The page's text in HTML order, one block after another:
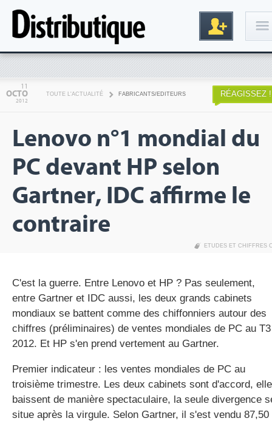
Inscription
gratuite
11
OCTO
2012
TOUTE L'ACTUALITÉ FABRICANTS/EDITEURS RÉAGISSEZ !
Lenovo n°1 mondial du
PC devant HP selon
Gartner, IDC affirme le
contraire
ETUDES ET CHIFFRES
C'est la guerre. Entre Lenovo et HP ? Pas seulement,
entre Gartner et IDC aussi, les deux grands cabinets
mondiaux se battent comme des chiffonniers autour des
chiffres (préliminaires) de ventes mondiales de PC au T3
2012. Et HP s'en prend vertement au Gartner.
Premier indicateur : les ventes mondiales de PC au
troisième trimestre. Les deux cabinets sont d'accord,
baissent de manière spectaculaire, la seule divergence
situe après la virgule. Selon Gartner, il s'est vendu 87,50